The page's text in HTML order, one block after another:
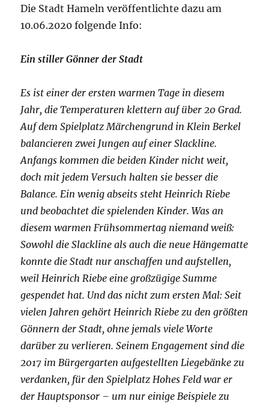
Die Stadt Hameln veröffentlichte dazu am
10.06.2020 folgende Info:
Ein stiller Gönner der Stadt
Es ist einer der ersten warmen Tage in diesem
Jahr, die Temperaturen klettern auf über 20 Grad.
Auf dem Spielplatz Märchengrund in Klein Berkel
balancieren zwei Jungen auf einer Slackline.
Anfangs kommen die beiden Kinder nicht weit,
doch mit jedem Versuch halten sie besser die
Balance. Ein wenig abseits steht Heinrich Riebe
und beobachtet die spielenden Kinder. Was an
diesem warmen Frühsommertag niemand weiß:
Sowohl die Slackline als auch die neue Hängematte
konnte die Stadt nur anschaffen und aufstellen,
weil Heinrich Riebe eine großzügige Summe
gespendet hat. Und das nicht zum ersten Mal: Seit
vielen Jahren gehört Heinrich Riebe zu den größten
Gönnern der Stadt, ohne jemals viele Worte
darüber zu verlieren. Seinem Engagement sind die
2017 im Bürgergarten aufgestellten Liegebänke zu
verdanken, für den Spielplatz Hohes Feld war er
der Hauptsponsor – um nur einige Beispiele zu